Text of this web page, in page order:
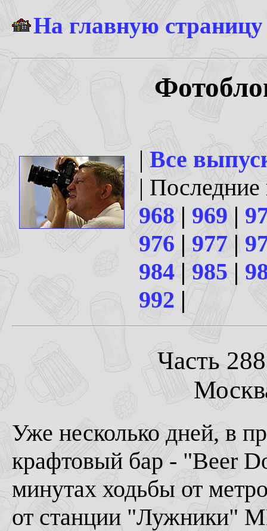
На главную
|Все
|
968| 969|
976 | 977 |
984 | 985|
992 |
Часть
Уже несколько дней, в
крафтовый бар - "Beer
минутах ходьбы от
от станции "Лужники"